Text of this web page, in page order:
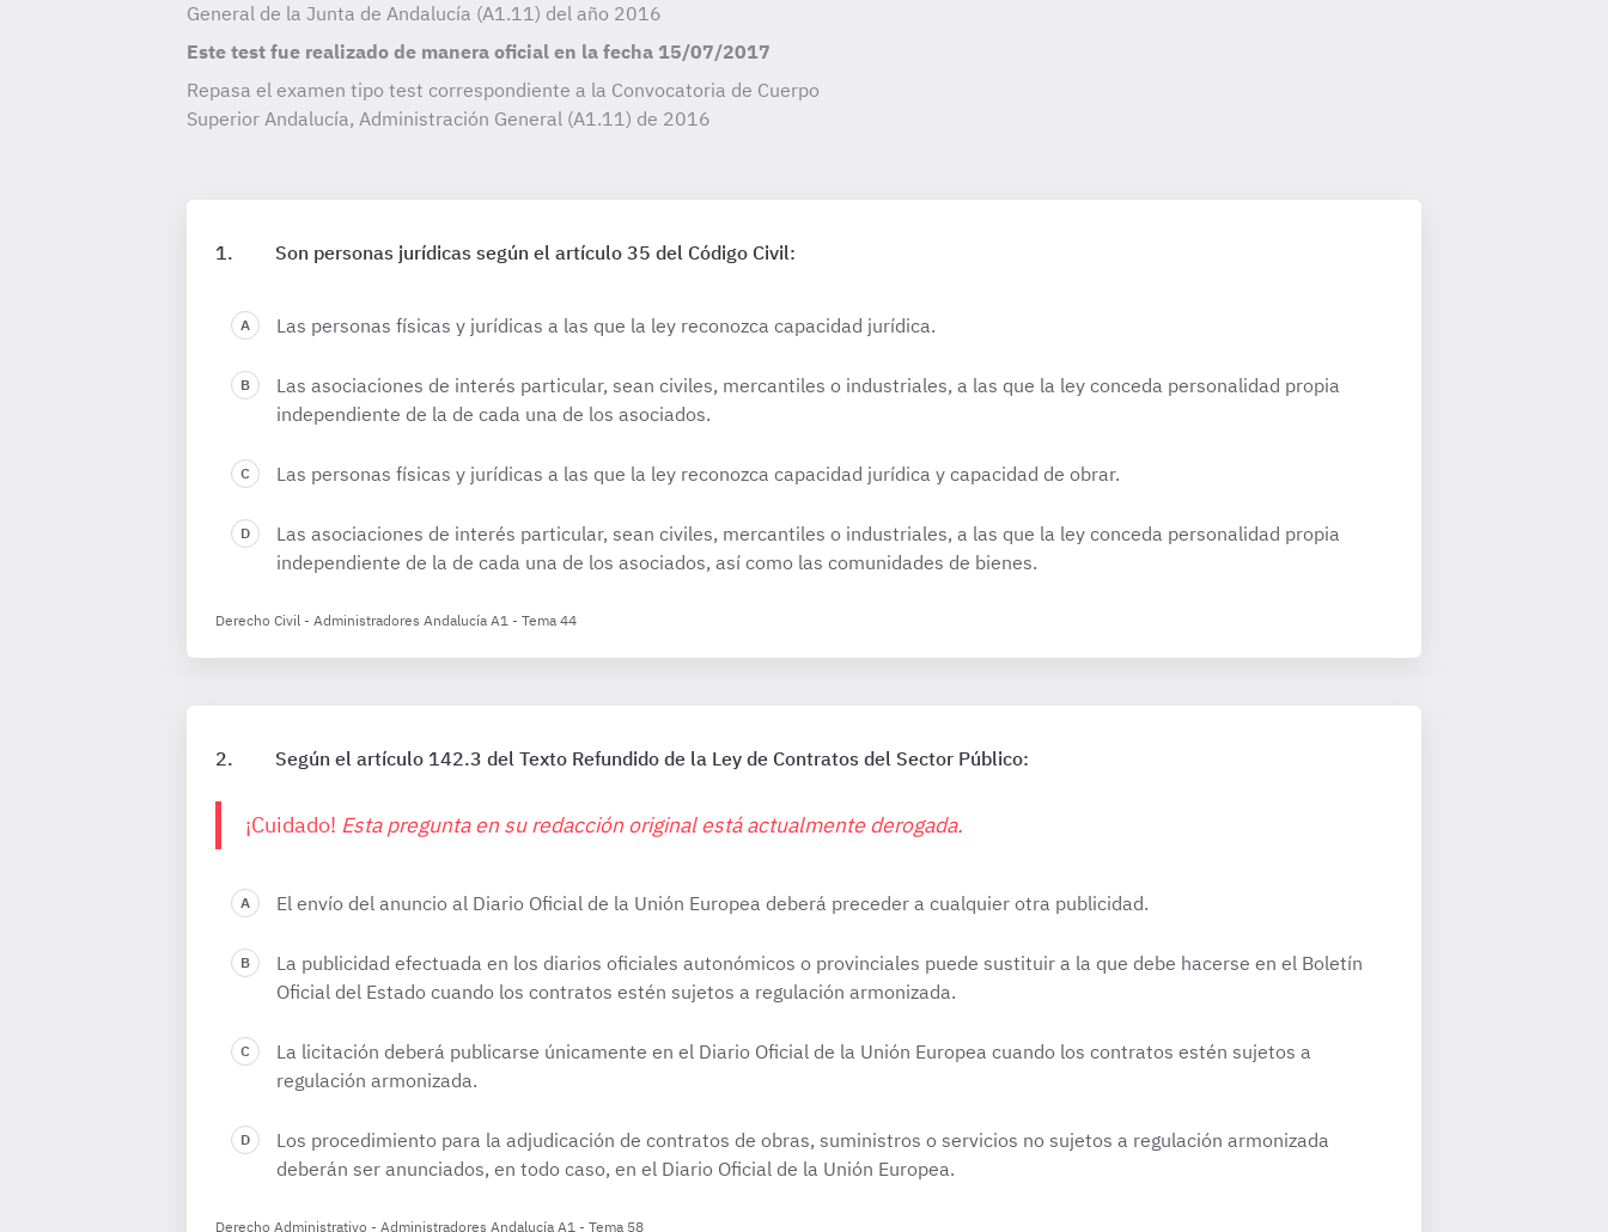
General de la Junta de Andalucía (A1.11) del año 2016
Este test fue realizado de manera oficial en la fecha 15/07/2017
Repasa el examen tipo test correspondiente a la Convocatoria de Cuerpo
Superior Andalucía, Administración General (A1.11) de 2016
Son personas jurídicas según el artículo 35 del Código Civil:
Las personas físicas y jurídicas a las que la ley reconozca capacidad jurídica.
Las asociaciones de interés particular, sean civiles, mercantiles o industriales, a las que la ley conceda personalidad propia
independiente de la de cada una de los asociados.
Las personas físicas y jurídicas a las que la ley reconozca capacidad jurídica y capacidad de obrar.
Las asociaciones de interés particular, sean civiles, mercantiles o industriales, a las que la ley conceda personalidad propia
independiente de la de cada una de los asociados, así como las comunidades de bienes.
Derecho Civil - Administradores Andalucía A1 - Tema 44
Según el artículo 142.3 del Texto Refundido de la Ley de Contratos del Sector Público:
¡Cuidado! Esta pregunta en su redacción original está actualmente derogada.
El envío del anuncio al Diario Oficial de la Unión Europea deberá preceder a cualquier otra publicidad.
La publicidad efectuada en los diarios oficiales autonómicos o provinciales puede sustituir a la que debe hacerse en el Boletín
Oficial del Estado cuando los contratos estén sujetos a regulación armonizada.
La licitación deberá publicarse únicamente en el Diario Oficial de la Unión Europea cuando los contratos estén sujetos a
regulación armonizada.
Los procedimiento para la adjudicación de contratos de obras, suministros o servicios no sujetos a regulación armonizada
deberán ser anunciados, en todo caso, en el Diario Oficial de la Unión Europea.
Derecho Administrativo - Administradores Andalucía A1 - Tema 58